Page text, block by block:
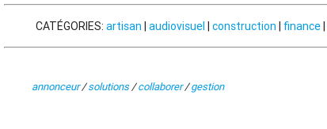
CATÉGORIES: artisan | audiovisuel | construction | finance|
annonceur/solutions/collaborer/gestion